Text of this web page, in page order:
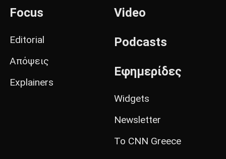
Focus
Editorial
Απόψεις
Explainers
Video
Podcasts
Εφημερίδες
Widgets
Newsletter
Το CNN Greece